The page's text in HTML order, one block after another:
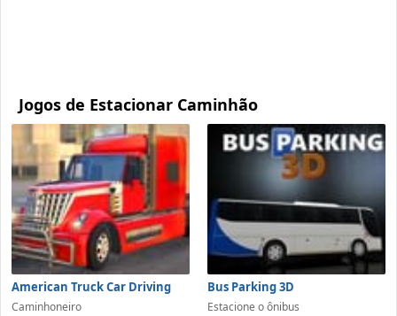
Jogos de Estacionar Caminhão
American Truck Car Driving
Caminhoneiro
Bus Parking 3D
Estacione o ônibus